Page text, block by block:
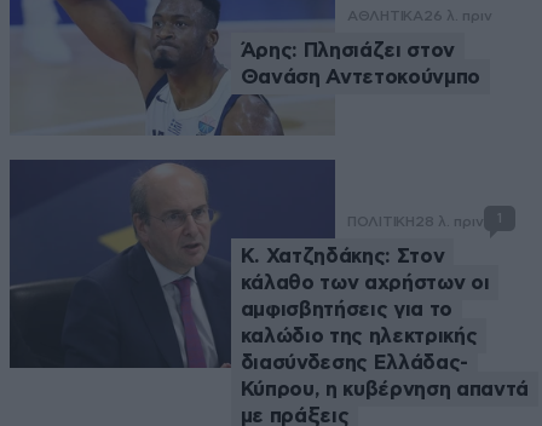
ΑΘΛΗΤΙΚΑ26 λ. πριν
Άρης: Πλησιάζει στον
Θανάση Αντετοκούνμπο
ΠΟΛΙΤΙΚΗ 28 λ. πριν 1
Κ. Χατζηδάκης: Στον
κάλαθο των αχρήστων οι
αμφισβητήσεις για το
καλώδιο της ηλεκτρικής
διασύνδεσης Ελλάδας-
Κύπρου, η κυβέρνηση απαντά
με πράξεις